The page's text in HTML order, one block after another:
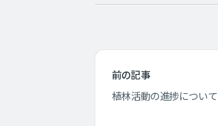
前の記事
植林活動の進捗について